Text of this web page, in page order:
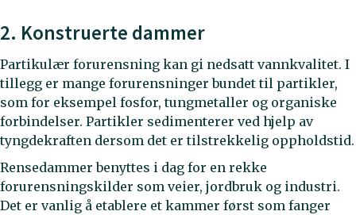
2. Konstruerte dammer
Partikulær forurensning kan gi nedsatt vannkvalitet. I
tillegg er mange forurensninger bundet til partikler,
som for eksempel fosfor, tungmetaller og organiske
forbindelser. Partikler sedimenterer ved hjelp av
tyngdekraften dersom det er tilstrekkelig oppholdstid.
Rensedammer benyttes i dag for en rekke
forurensningskilder som veier, jordbruk og industri.
Det er vanlig å etablere et kammer først som fanger